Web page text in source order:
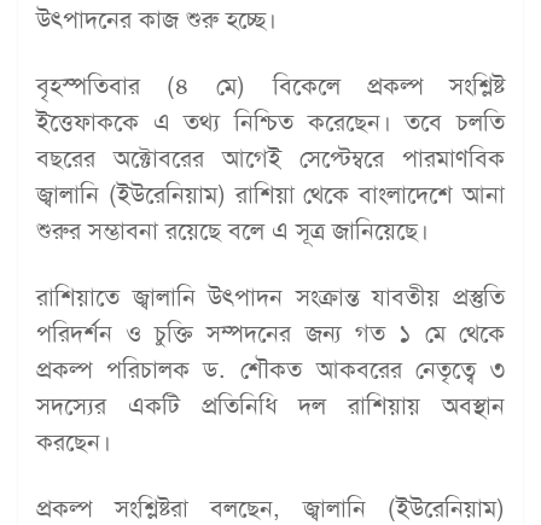
উৎপাদনের কাজ শুরু হচ্ছে।
বৃহস্পতিবার (৪ মে) বিকেলে প্রকল্প সংশ্লিষ্ট
ইত্তেফাককে এ তথ্য নিশ্চিত করেছেন। তবে চলতি
বছরের অক্টোবরের আগেই সেপ্টেম্বরে পারমাণবিক
জ্বালানি (ইউরেনিয়াম) রাশিয়া থেকে বাংলাদেশে আনা
শুরুর সম্ভাবনা রয়েছে বলে এ সূত্র জানিয়েছে।
রাশিয়াতে জ্বালানি উৎপাদন সংক্রান্ত যাবতীয় প্রস্তুতি
পরিদর্শন ও চুক্তি সম্পদনের জন্য গত ১ মে থেকে
প্রকল্প পরিচালক ড. শৌকত আকবরের নেতৃত্বে ৩
সদস্যের একটি প্রতিনিধি দল রাশিয়ায় অবস্থান
করছেন।
প্রকল্প সংশ্লিষ্টরা বলছেন, জ্বালানি (ইউরেনিয়াম)